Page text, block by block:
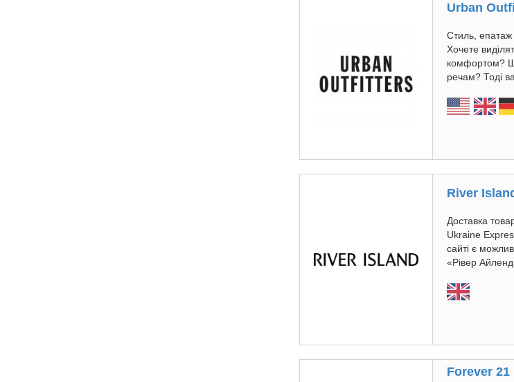
Urban
Стиль, епатаж
Хочете
комфортом?
речам? Тоді
River
Доставка
Ukraine
сайті є
«Рівер
Forever 21